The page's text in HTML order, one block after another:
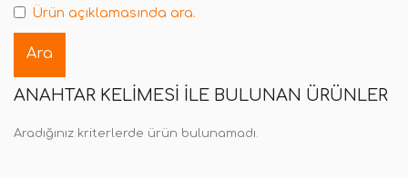
Ürün açıklamasında ara.
ANAHTAR KELIMESI ILE BULUNAN ÜRÜNLER
Aradığınız kriterlerde ürün bulunamadı.